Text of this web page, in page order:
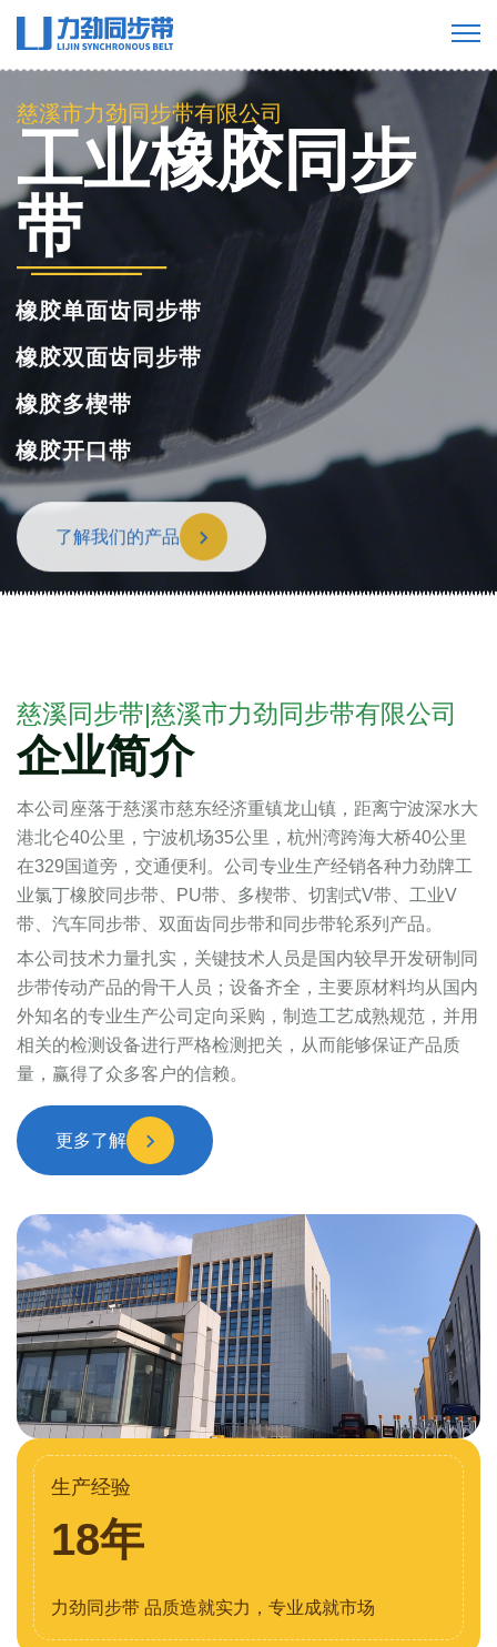
慈溪市力劲同步带有限公司
工业橡胶同步
带
橡胶单面齿同步带
橡胶双面齿同步带
橡胶多楔带
橡胶开口带
了解我们的产品
慈溪同步带|慈溪市力劲同步带有限公司
企业简介
本公司座落于慈溪市慈东经济重镇龙山镇，距离宁波深水大
港北仑40公里，宁波机场35公里，杭州湾跨海大桥40公里
在329国道旁，交通便利。公司专业生产经销各种力劲牌工
业氯丁橡胶同步带、PU带、多楔带、切割式V带、工业V
带、汽车同步带、双面齿同步带和同步带轮系列产品。
本公司技术力量扎实，关键技术人员是国内较早开发研制同
步带传动产品的骨干人员；设备齐全，主要原材料均从国内
外知名的专业生产公司定向采购，制造工艺成熟规范，并用
相关的检测设备进行严格检测把关，从而能够保证产品质
量，赢得了众多客户的信赖。
更多了解
生产经验
18年
力劲同步带 品质造就实力，专业成就市场